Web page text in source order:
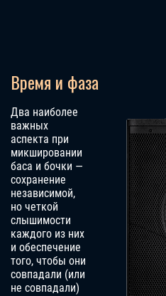
Время и фаза
Два наиболее
важных
аспекта при
микшировании
баса и бочки —
сохранение
независимой,
но четкой
слышимости
каждого из них
и обеспечение
того, чтобы они
совпадали (или
не совпадали)